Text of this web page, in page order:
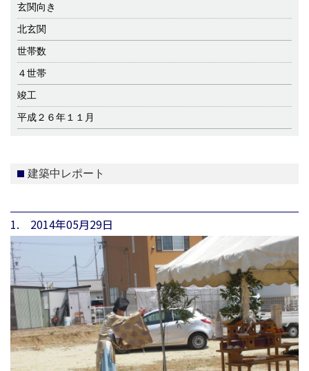
玄関向き
北玄関
世帯数
４世帯
竣工
平成２６年１１月
建築中レポート
1. 2014年05月29日